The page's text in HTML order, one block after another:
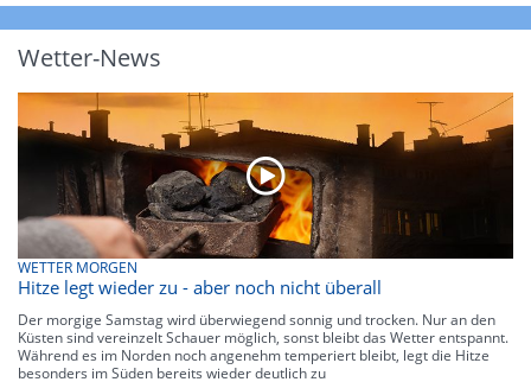
Wetter-News
WETTER MORGEN
Hitze legt wieder zu - aber noch nicht überall
Der morgige Samstag wird überwiegend sonnig und trocken. Nur an den
Küsten sind vereinzelt Schauer möglich, sonst bleibt das Wetter entspannt.
Während es im Norden noch angenehm temperiert bleibt, legt die Hitze
besonders im Süden bereits wieder deutlich zu